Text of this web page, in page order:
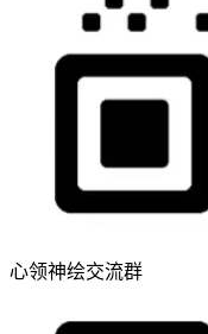
心领神绘交流群